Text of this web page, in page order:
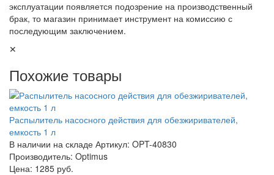
эксплуатации появляется подозрение на производственный
брак, то магазин принимает инструмент на комиссию с
последующим заключением.
✕
Похожие товары
Распылитель насосного действия для обезжиривателей,
емкость 1 л
В наличии на складе Артикул: OPT-40830
Производитель: Optimus
Цена: 1285 руб.